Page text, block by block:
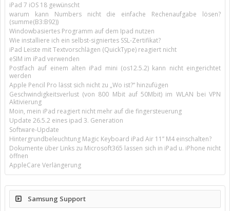
iPad 7 iOS 18 gewünscht
warum kann Numbers nicht die einfache Rechenaufgabe lösen?
(summe(B3:B92))
Windowbasiertes Programm auf dem Ipad nutzen
Wie installiere ich ein selbst-signiertes SSL-Zertifikat?
iPad Leiste mit Textvorschlägen (QuickType) reagiert nicht
eSIM im iPad verwenden
Postfach auf einem alten iPad mini (os12.5.2) kann nicht eingerichtet
werden
Apple Pencil Pro lässt sich nicht zu „Wo ist?“ hinzufügen
Geschwindigkeitsverlust (von 800 Mbit auf 50Mbit) im WLAN bei VPN
Aktivierung
Moin, mein iPad reagiert nicht mehr auf die fingersteuerung
Update 26.5.2 eines ipad 3. Generation
Software-Update
Hintergrundbeleuchtung Magic Keyboard iPad Air 11’’ M4 einschalten?
Dokumente über Links zu Microsoft365 lassen sich in iPad u. iPhone nicht
öffnen
AppleCare Verlängerung
Samsung Support